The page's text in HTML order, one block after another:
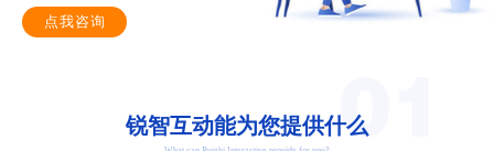
点我咨询
锐智互动能为您提供什么